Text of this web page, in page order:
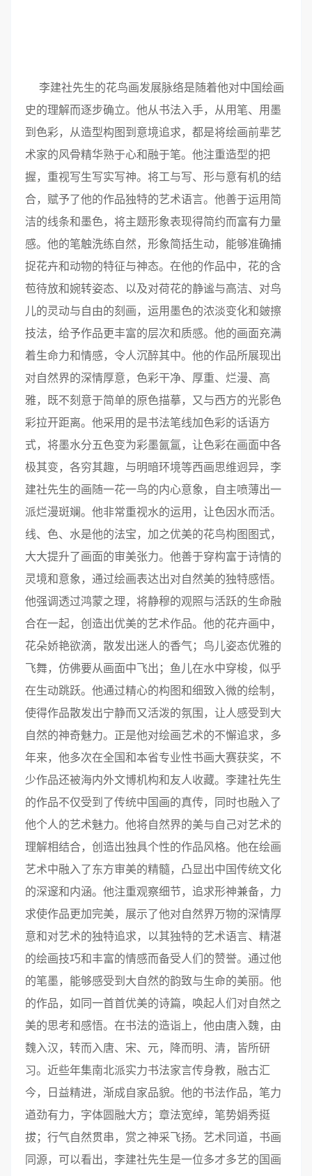
李建社先生的花鸟画发展脉络是随着他对中国绘画
史的理解而逐步确立。他从书法入手，从用笔、用墨
到色彩，从造型构图到意境追求，都是将绘画前辈艺
术家的风骨精华熟于心和融于笔。他注重造型的把
握，重视写生写实写神。将工与写、形与意有机的结
合，赋予了他的作品独特的艺术语言。他善于运用简
洁的线条和墨色，将主题形象表现得简约而富有力量
感。他的笔触洗练自然，形象简括生动，能够准确捕
捉花卉和动物的特征与神态。在他的作品中，花的含
苞待放和婉转姿态、以及对荷花的静谧与高洁、对鸟
儿的灵动与自由的刻画，运用墨色的浓淡变化和皴擦
技法，给予作品更丰富的层次和质感。他的画面充满
着生命力和情感，令人沉醉其中。他的作品所展现出
对自然界的深情厚意，色彩干净、厚重、烂漫、高
雅，既不刻意于简单的原色描摹，又与西方的光影色
彩拉开距离。他采用的是书法笔线加色彩的话语方
式，将墨水分五色变为彩墨氤氲，让色彩在画面中各
极其变，各穷其趣，与明暗环境等西画思维迥异，李
建社先生的画随一花一鸟的内心意象，自主喷薄出一
派烂漫斑斓。他非常重视水的运用，让色因水而活。
线、色、水是他的法宝，加之优美的花鸟构图图式，
大大提升了画面的审美张力。他善于穿构富于诗情的
灵境和意象，通过绘画表达出对自然美的独特感悟。
他强调透过鸿蒙之理，将静穆的观照与活跃的生命融
合在一起，创造出优美的艺术作品。他的花卉画中，
花朵娇艳欲滴，散发出迷人的香气；鸟儿姿态优雅的
飞舞，仿佛要从画面中飞出；鱼儿在水中穿梭，似乎
在生动跳跃。他通过精心的构图和细致入微的绘制，
使得作品散发出宁静而又活泼的氛围，让人感受到大
自然的神奇魅力。正是他对绘画艺术的不懈追求，多
年来，他多次在全国和本省专业性书画大赛获奖，不
少作品还被海内外文博机构和友人收藏。李建社先生
的作品不仅受到了传统中国画的真传，同时也融入了
他个人的艺术魅力。他将自然界的美与自己对艺术的
理解相结合，创造出独具个性的作品风格。他在绘画
艺术中融入了东方审美的精髓，凸显出中国传统文化
的深邃和内涵。他注重观察细节，追求形神兼备，力
求使作品更加完美，展示了他对自然界万物的深情厚
意和对艺术的独特追求，以其独特的艺术语言、精湛
的绘画技巧和丰富的情感而备受人们的赞誉。通过他
的笔墨，能够感受到大自然的韵致与生命的美丽。他
的作品，如同一首首优美的诗篇，唤起人们对自然之
美的思考和感悟。在书法的造诣上，他由唐入魏，由
魏入汉，转而入唐、宋、元，降而明、清，皆所研
习。近些年集南北派实力书法家言传身教，融古汇
今，日益精进，渐成自家品貌。他的书法作品，笔力
遒劲有力，字体圆融大方；章法宽绰，笔势娟秀挺
拔；行气自然贯串，赏之神采飞扬。艺术同道，书画
同源，可以看出，李建社先生是一位多才多艺的国画